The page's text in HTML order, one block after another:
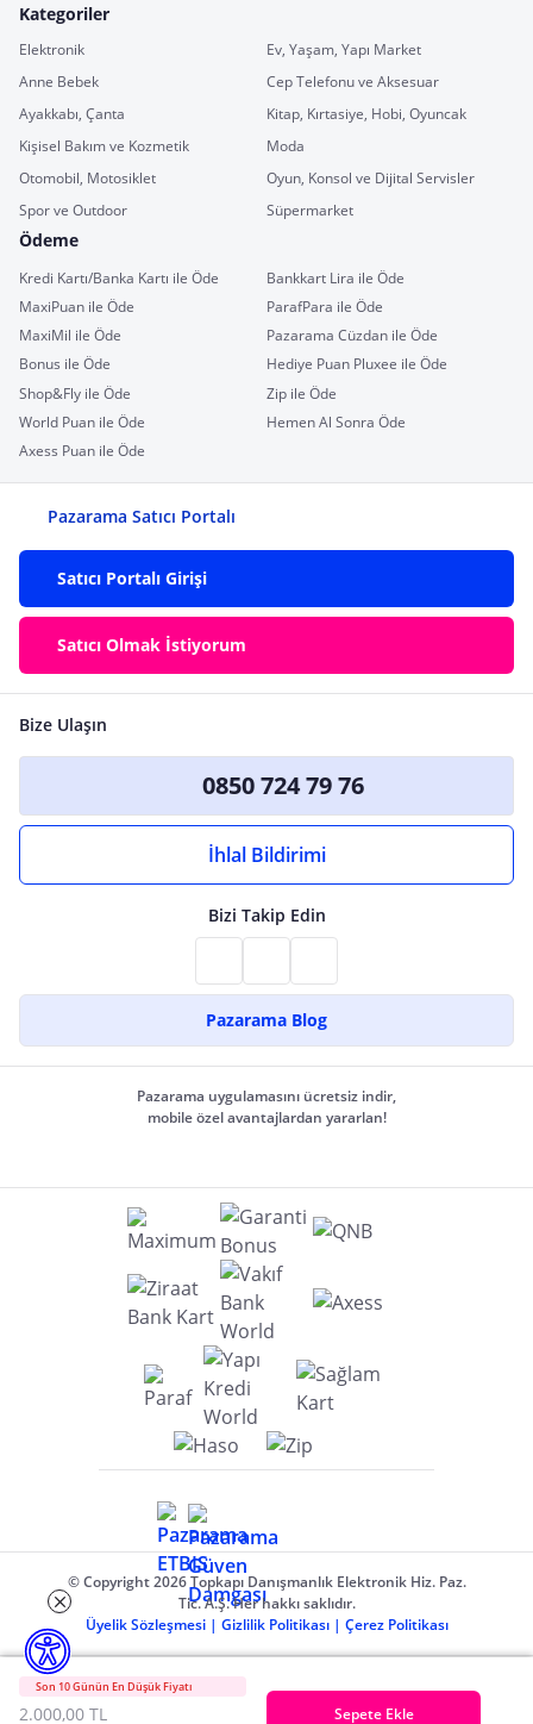
Son 10 Günün En Düşük Fiyatı
2.000,00 TL Sepete Ekle
Kategoriler
Elektronik
Ev, Yaşam, Yapı Market
Anne Bebek
Cep Telefonu ve Aksesuar
Ayakkabı, Çanta
Kitap, Kırtasiye, Hobi, Oyuncak
Kişisel Bakım ve Kozmetik
Moda
Otomobil, Motosiklet
Oyun, Konsol ve Dijital Servisler
Spor ve Outdoor
Süpermarket
Ödeme
Kredi Kartı/Banka Kartı ile Öde
Bankkart Lira ile Öde
MaxiPuan ile Öde
ParafPara ile Öde
MaxiMil ile Öde
Pazarama Cüzdan ile Öde
Bonus ile Öde
Hediye Puan Pluxee ile Öde
Shop&Fly ile Öde
Zip ile Öde
World Puan ile Öde
Hemen Al Sonra Öde
Axess Puan ile Öde
Pazarama Satıcı Portalı
Satıcı Portalı Girişi
Satıcı Olmak İstiyorum
Bize Ulaşın
0850 724 79 76
İhlal Bildirimi
Bizi Takip Edin
Pazarama Blog
Pazarama uygulamasını ücretsiz indir,
mobile özel avantajlardan yararlan!
© Copyright 2026 Topkapı Danışmanlık Elektronik Hiz. Paz.
Tic. A.Ş. Her hakkı saklıdır.
Üyelik Sözleşmesi | Gizlilik Politikası | Çerez Politikası